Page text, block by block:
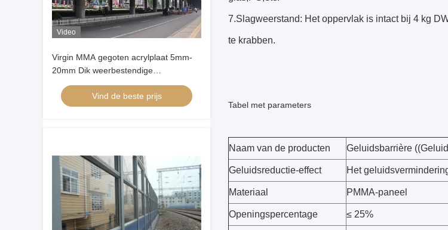
Video
Virgin MMA gegoten acrylplaat 5mm-
20mm Dik weerbestendige
geluidsbarrière
Vind de beste prijs
7.Slagweerstand: Het oppervlak is intact bij 4 kg
te krabben.
Tabel met parameters
Naam van de producten Geluidsbarrière
Geluidsreductie-effect Het
Materiaal PMMA-paneel
Openingspercentage ≤ 25%